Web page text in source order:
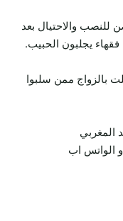
للنصب والاحتيال بعد
يجلبون الحبيب.
بالزواج ممن سلبوا
المغربي
الواتس اب